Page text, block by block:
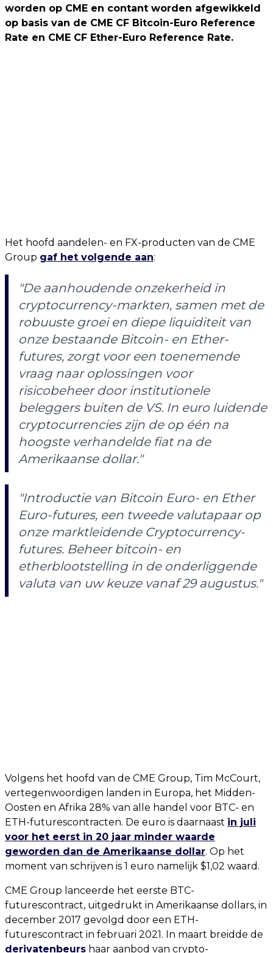
worden op CME en contant worden afgewikkeld
op basis van de CME CF Bitcoin-Euro Reference
Rate en CME CF Ether-Euro Reference Rate.
Het hoofd aandelen- en FX-producten van de CME
Group gaf het volgende aan:
"De aanhoudende onzekerheid in
cryptocurrency-markten, samen met de
robuuste groei en diepe liquiditeit van
onze bestaande Bitcoin- en Ether-
futures, zorgt voor een toenemende
vraag naar oplossingen voor
risicobeheer door institutionele
beleggers buiten de VS. In euro luidende
cryptocurrencies zijn de op één na
hoogste verhandelde fiat na de
Amerikaanse dollar."
"Introductie van Bitcoin Euro- en Ether
Euro-futures, een tweede valutapaar op
onze marktleidende Cryptocurrency-
futures. Beheer bitcoin- en
etherblootstelling in de onderliggende
valuta van uw keuze vanaf 29 augustus."
Volgens het hoofd van de CME Group, Tim McCourt,
vertegenwoordigen landen in Europa, het Midden-
Oosten en Afrika 28% van alle handel voor BTC- en
ETH-futurescontracten. De euro is daarnaast in juli
voor het eerst in 20 jaar minder waarde
geworden dan de Amerikaanse dollar. Op het
moment van schrijven is 1 euro namelijk $1,02 waard.
CME Group lanceerde het eerste BTC-
futurescontract, uitgedrukt in Amerikaanse dollars, in
december 2017 gevolgd door een ETH-
futurescontract in februari 2021. In maart breidde de
derivatenbeurs haar aanbod van crypto-